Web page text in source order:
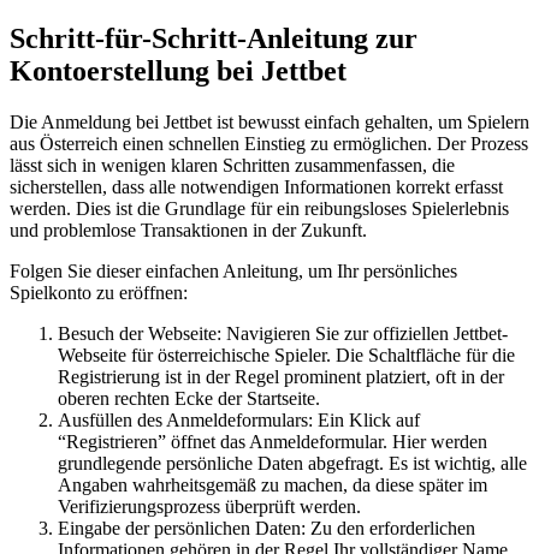
Schritt-für-Schritt-Anleitung zur
Kontoerstellung bei Jettbet
Die Anmeldung bei Jettbet ist bewusst einfach gehalten, um Spielern
aus Österreich einen schnellen Einstieg zu ermöglichen. Der Prozess
lässt sich in wenigen klaren Schritten zusammenfassen, die
sicherstellen, dass alle notwendigen Informationen korrekt erfasst
werden. Dies ist die Grundlage für ein reibungsloses Spielerlebnis
und problemlose Transaktionen in der Zukunft.
Folgen Sie dieser einfachen Anleitung, um Ihr persönliches
Spielkonto zu eröffnen:
Besuch der Webseite: Navigieren Sie zur offiziellen Jettbet-
Webseite für österreichische Spieler. Die Schaltfläche für die
Registrierung ist in der Regel prominent platziert, oft in der
oberen rechten Ecke der Startseite.
Ausfüllen des Anmeldeformulars: Ein Klick auf
“Registrieren” öffnet das Anmeldeformular. Hier werden
grundlegende persönliche Daten abgefragt. Es ist wichtig, alle
Angaben wahrheitsgemäß zu machen, da diese später im
Verifizierungsprozess überprüft werden.
Eingabe der persönlichen Daten: Zu den erforderlichen
Informationen gehören in der Regel Ihr vollständiger Name,